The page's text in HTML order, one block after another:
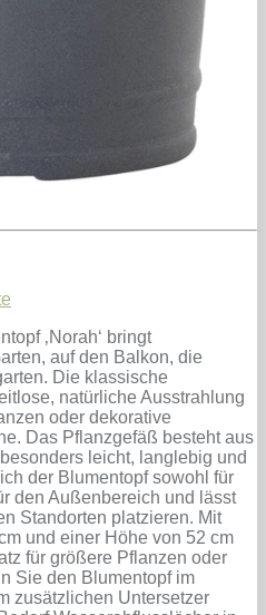
‚Norah‘ bringt
auf den Balkon, die
Die klassische
natürliche Ausstrahlung
oder dekorative
Das Pflanzgefäß besteht aus
leicht, langlebig und
der Blumentopf sowohl für
den Außenbereich und lässt
Standorten platzieren. Mit
und einer Höhe von 52 cm
für größere Pflanzen oder
Sie den Blumentopf im
zusätzlichen Untersetzer